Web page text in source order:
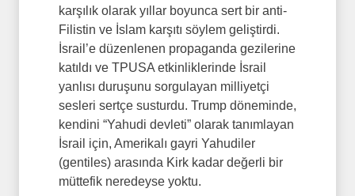
karşılık olarak yıllar boyunca sert bir anti-
Filistin ve İslam karşıtı söylem geliştirdi.
İsrail’e düzenlenen propaganda gezilerine
katıldı ve TPUSA etkinliklerinde İsrail
yanlısı duruşunu sorgulayan milliyetçi
sesleri sertçe susturdu. Trump döneminde,
kendini “Yahudi devleti” olarak tanımlayan
İsrail için, Amerikalı gayri Yahudiler
(gentiles) arasında Kirk kadar değerli bir
müttefik neredeyse yoktu.